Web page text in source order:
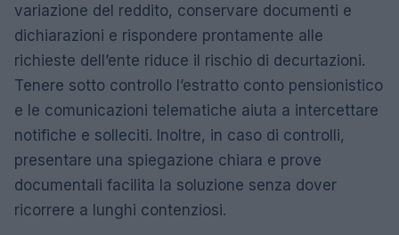
variazione del reddito, conservare documenti e
dichiarazioni e rispondere prontamente alle
richieste dell’ente riduce il rischio di decurtazioni.
Tenere sotto controllo l’estratto conto pensionistico
e le comunicazioni telematiche aiuta a intercettare
notifiche e solleciti. Inoltre, in caso di controlli,
presentare una spiegazione chiara e prove
documentali facilita la soluzione senza dover
ricorrere a lunghi contenziosi.